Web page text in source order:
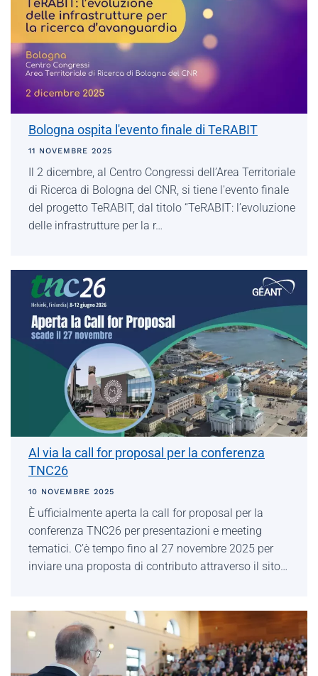
Bologna ospita l'evento finale di TeRABIT
11 NOVEMBRE 2025
Il 2 dicembre, al Centro Congressi dell’Area Territoriale
di Ricerca di Bologna del CNR, si tiene l'evento finale
del progetto TeRABIT, dal titolo “TeRABIT: l’evoluzione
delle infrastrutture per la r…
Al via la call for proposal per la conferenza
TNC26
10 NOVEMBRE 2025
È ufficialmente aperta la call for proposal per la
conferenza TNC26 per presentazioni e meeting
tematici. C’è tempo fino al 27 novembre 2025 per
inviare una proposta di contributo attraverso il sito…